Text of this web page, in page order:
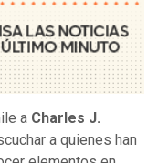
a Charles J.
a quienes han